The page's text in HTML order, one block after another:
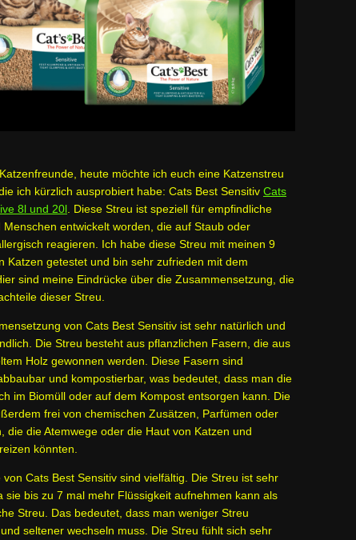
heute möchte ich euch eine Katzenstreu
ich kürzlich ausprobiert habe: Cats Best Sensitiv Cats
8l und 20l . Diese Streu ist speziell für empfindliche
Menschen entwickelt worden, die auf Staub oder
reagieren. Ich habe diese Streu mit meinen 9
Katzen getestet und bin sehr zufrieden mit dem
sind meine Eindrücke über die Zusammensetzung, die
dieser Streu.
von Cats Best Sensitiv ist sehr natürlich und
Die Streu besteht aus pflanzlichen Fasern, die aus
Holz gewonnen werden. Diese Fasern sind
und kompostierbar, was bedeutet, dass man die
im Biomüll oder auf dem Kompost entsorgen kann. Die
frei von chemischen Zusätzen, Parfümen oder
die die Atemwege oder die Haut von Katzen und
könnten.
von Cats Best Sensitiv sind vielfältig. Die Streu ist sehr
sie bis zu 7 mal mehr Flüssigkeit aufnehmen kann als
Streu. Das bedeutet, dass man weniger Streu
seltener wechseln muss. Die Streu fühlt sich sehr